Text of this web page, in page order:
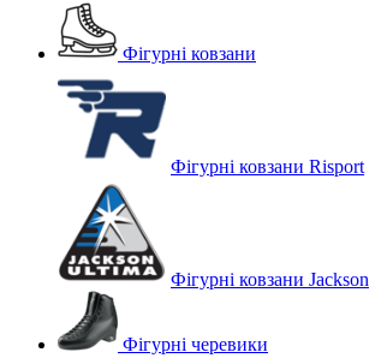
Фігурні ковзани
Фігурні ковзани Risport
Фігурні ковзани Jackson
Фігурні черевики